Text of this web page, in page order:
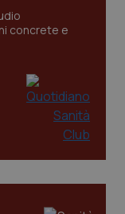
concrete e